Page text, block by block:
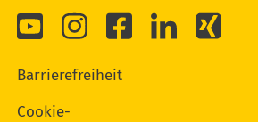
Barrierefreiheit
Cookie-